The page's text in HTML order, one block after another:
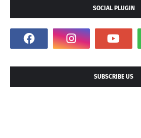
SOCIAL PLUGIN
SUBSCRIBE US